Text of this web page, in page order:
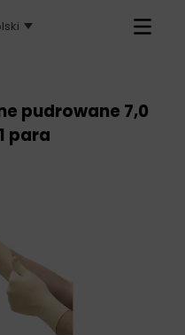
Primary
pudrowane 7,0
para